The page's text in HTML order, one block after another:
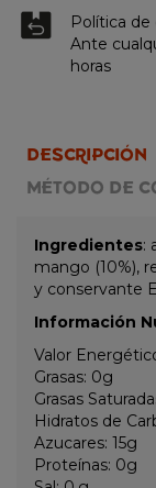
Política de
Ante
horas
DESCRIPCIÓN
MÉTODO DE
Ingredientes:
mango (10%),
y conservante
Información
Valor
Grasas: 0g
Grasas
Hidratos de
Azucares: 15g
Proteínas: 0g